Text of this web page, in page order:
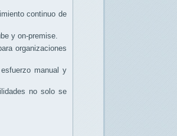
continuo de
y on-premise.
organizaciones
manual y
no solo se